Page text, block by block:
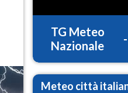
TG Meteo
Nazionale
-
Meteo città